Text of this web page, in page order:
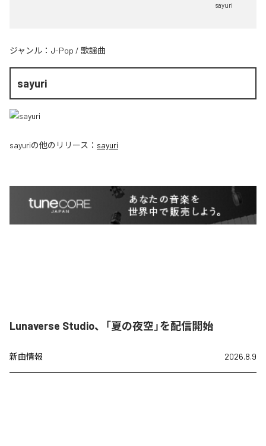
sayuri
ジャンル： J-Pop / 歌謡曲
sayuri
sayuriの他のリリース： sayuri
Lunaverse Studio、「夏の夜空」を配信開始
新曲情報 2026.8.9